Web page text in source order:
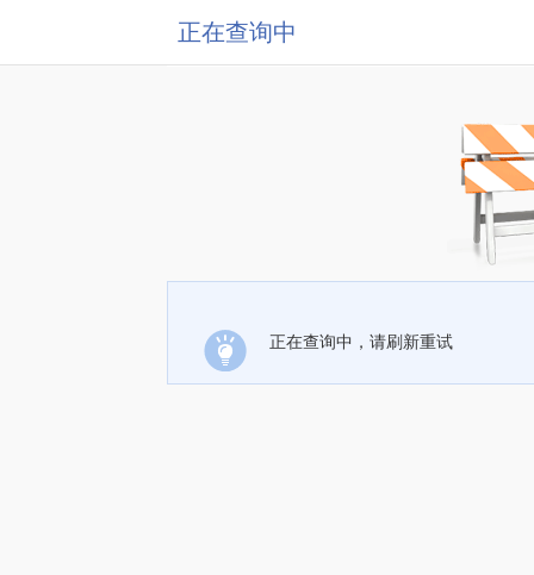
正在查询中
正在查询中，请刷新重试